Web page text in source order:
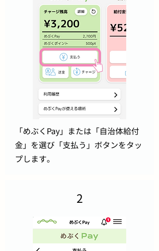
「めぶくPay」または「自治体給付
金」を選び「支払う」ボタンをタッ
プします。
2